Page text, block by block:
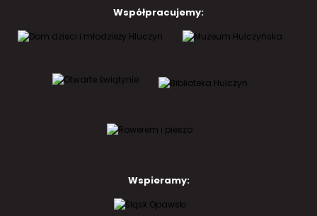
Współpracujemy:
Wspieramy: